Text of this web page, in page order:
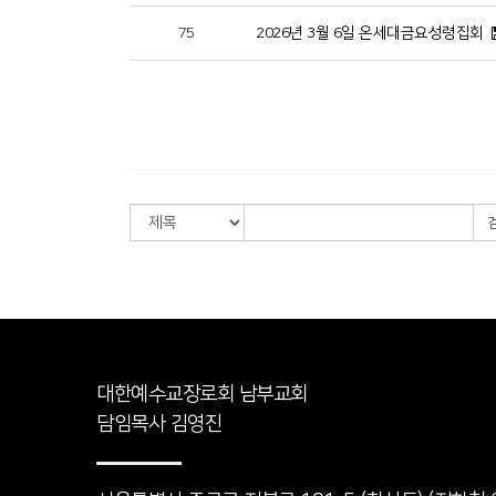
75 2026년 3월 6일 온세대금요성령집회
대한예수교장로회 남부교회
담임목사 김영진